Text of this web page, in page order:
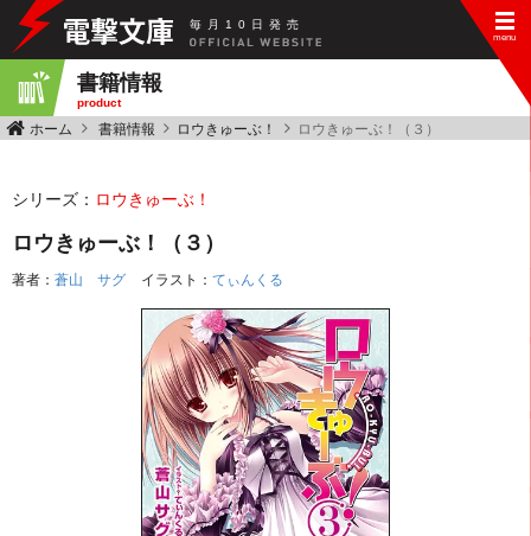
毎 月 10 日 発 売
書籍情報
product
ホーム 書籍情報 ロウきゅーぶ！ ロウきゅーぶ！（３）
シリーズ： ロウきゅーぶ！
ロウきゅーぶ！（３）
著者： 蒼山 サグ イラスト： てぃんくる